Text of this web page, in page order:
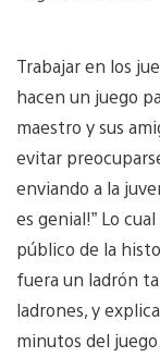
Trabajar en los
hacen un juego
maestro y sus
evitar
enviando a la
es genial!” Lo
público de la
fuera un ladrón
ladrones, y
minutos del